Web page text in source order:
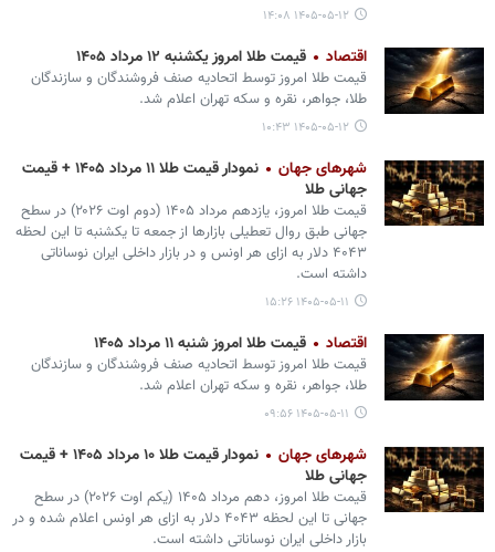
۱۴۰۵-۰۵-۱۲ ۱۴:۰۸
اقتصاد قیمت طلا امروز یکشنبه ۱۲ مرداد ۱۴۰۵
قیمت طلا امروز توسط اتحادیه صنف فروشندگان و سازندگان
طلا، جواهر، نقره و سکه تهران اعلام شد.
۱۴۰۵-۰۵-۱۲ ۱۰:۴۳
شهرهای جهان
نمودار قیمت طلا ۱۱ مرداد ۱۴۰۵ + قیمت
جهانی طلا
قیمت طلا امروز، یازدهم مرداد ۱۴۰۵ (‌دوم اوت ۲۰۲۶) در سطح
جهانی طبق روال تعطیلی بازارها از جمعه تا یکشنبه تا این لحظه
۴۰۴۳ دلار به ازای هر اونس و در بازار داخلی ایران نوساناتی
داشته است.
۱۴۰۵-۰۵-۱۱ ۱۵:۲۶
اقتصاد قیمت طلا امروز شنبه ۱۱ مرداد ۱۴۰۵
قیمت طلا امروز توسط اتحادیه صنف فروشندگان و سازندگان
طلا، جواهر، نقره و سکه تهران اعلام شد.
۱۴۰۵-۰۵-۱۱ ۰۹:۵۶
شهرهای جهان
نمودار قیمت طلا ۱۰ مرداد ۱۴۰۵ + قیمت
جهانی طلا
قیمت طلا امروز، دهم مرداد ۱۴۰۵ (‌یکم اوت ۲۰۲۶) در سطح
جهانی تا این لحظه ۴۰۴۳ دلار به ازای هر اونس اعلام شده و در
بازار داخلی ایران نوساناتی داشته است.